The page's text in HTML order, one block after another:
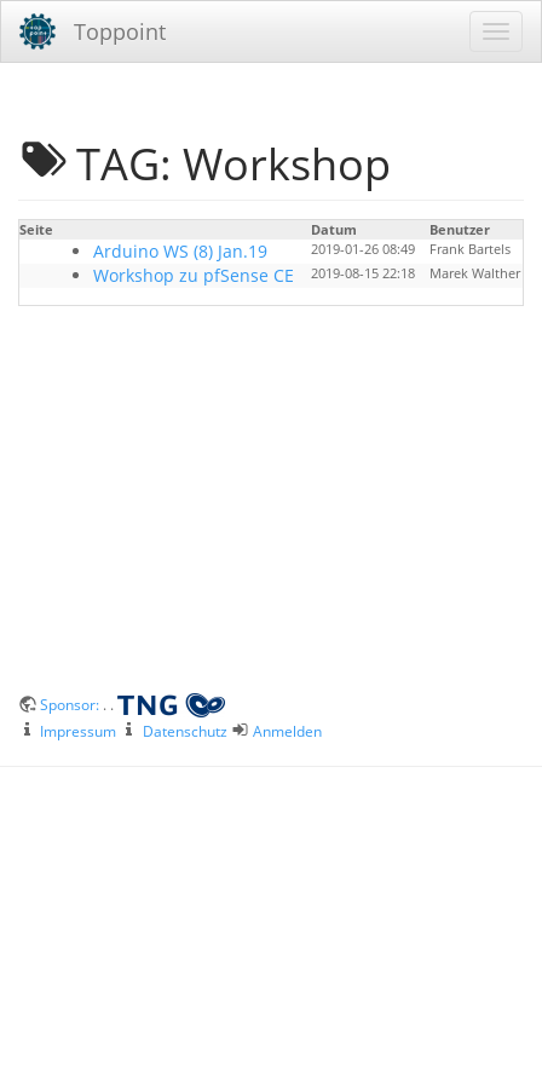
Toppoint
TAG: Workshop
Seite Datum Benutzer
Arduino WS (8) Jan.19 2019-01-26 08:49 Frank Bartels
Workshop zu pfSense CE 2019-08-15 22:18 Marek Walther
Sponsor: . .
Impressum
Datenschutz Anmelden